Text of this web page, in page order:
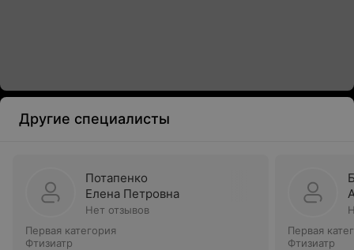
Другие специалисты
Потапенко
Елена Петровна
Нет отзывов
Первая категория
Фтизиатр
Первая
Фтизиатр